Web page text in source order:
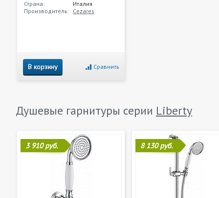
Страна:
Италия
Производитель: Cezares
В корзину Сравнить
Душевые гарнитуры серии Liberty
3 910 руб. 8 130 руб.